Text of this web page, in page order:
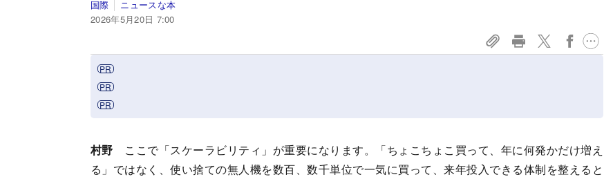
国際
ニュースな本
2026年5月20日 7:00
村野 ここで「スケーラビリティ」が重要になります。「ちょこちょこ買って、年に何発かだけ増え
る」ではなく、使い捨ての無人機を数百、数千単位で一気に買って、来年投入できる体制を整えると